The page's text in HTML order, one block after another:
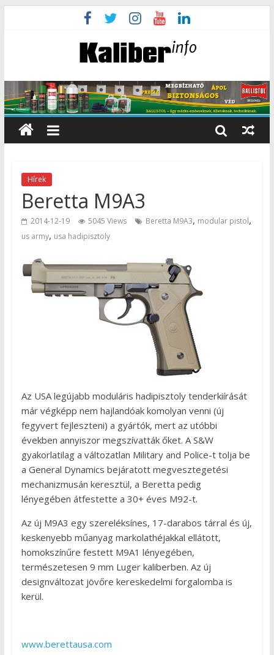
Hírek
Beretta M9A3
2014-12-19 5045 Views Beretta M9A3, modular pistol,
us army, usa hadipisztoly
Az USA legújabb moduláris hadipisztoly tenderkiírását
már végképp nem hajlandóak komolyan venni (új
fegyvert fejleszteni) a gyártók, mert az utóbbi
években annyiszor megszívatták őket. A S&W
gyakorlatilag a változatlan Military and Police-t tolja be
a General Dynamics bejáratott megvesztegetési
mechanizmusán keresztül, a Beretta pedig
lényegében átfestette a 30+ éves M92-t.
Az új M9A3 egy szereléksínes, 17-darabos tárral és új,
keskenyebb műanyag markolathéjakkal ellátott,
homokszínűre festett M9A1 lényegében,
természetesen 9 mm Luger kaliberben. Az új
designváltozat jövőre kereskedelmi forgalomba is
kerül.
www.berettausa.com